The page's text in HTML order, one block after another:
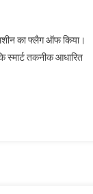
मशीन का फ्लैग ऑफ किया।
स्मार्ट तकनीक आधारित